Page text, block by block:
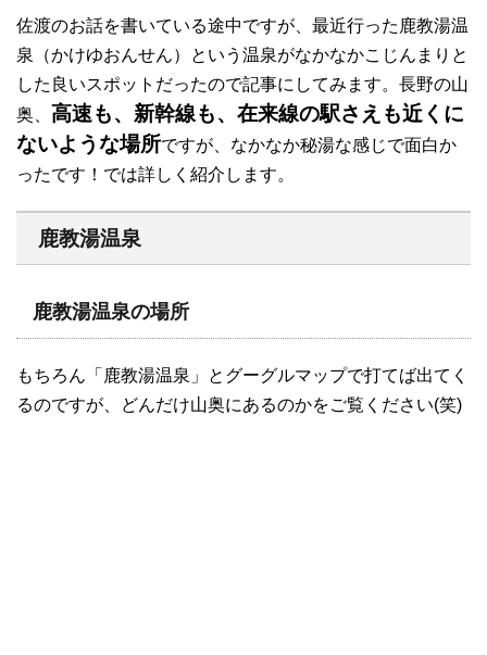
佐渡のお話を書いている途中ですが、最近行った鹿教湯温
泉（かけゆおんせん）という温泉がなかなかこじんまりと
した良いスポットだったので記事にしてみます。長野の山
奥、 高速も、新幹線も、在来線の駅さえも近くに
ないような場所ですが、なかなか秘湯な感じで面白か
ったです！では詳しく紹介します。
鹿教湯温泉
鹿教湯温泉の場所
もちろん「鹿教湯温泉」とグーグルマップで打てば出てく
るのですが、どんだけ山奥にあるのかをご覧ください(笑)